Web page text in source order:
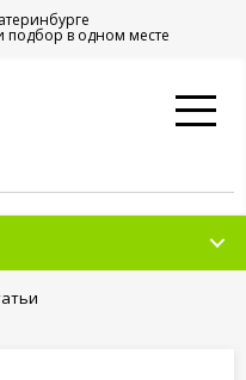
в одном месте